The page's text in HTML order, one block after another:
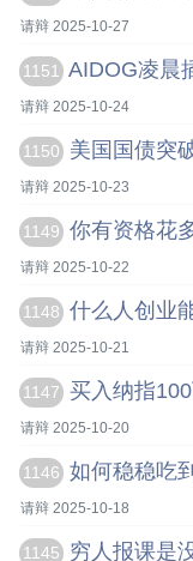
请辩 2025-10-27
1151 AIDOG凌晨
请辩 2025-10-24
1150 美国国债突
请辩 2025-10-23
1149 你有资格花
请辩 2025-10-22
1148 什么人创业
请辩 2025-10-21
1147 买入纳指
请辩 2025-10-20
1146 如何稳稳吃
请辩 2025-10-18
1145 穷人报课是